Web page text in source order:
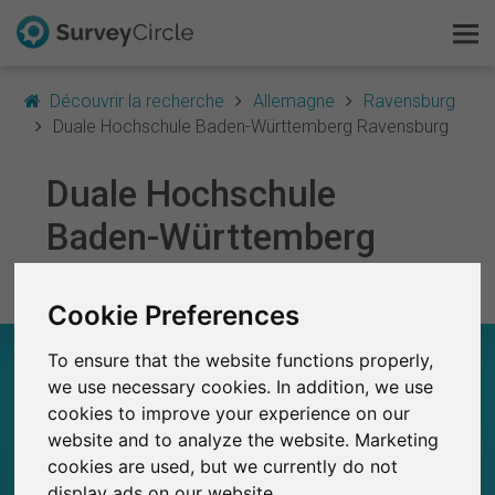
Cookie Preferences
To ensure that the website functions properly,
we use necessary cookies. In addition, we use
cookies to improve your experience on our
website and to analyze the website. Marketing
cookies are used, but we currently do not
Découvrir la recherche Allemagne
Ravensburg
Duale Hochschule Baden-Württemberg Ravensburg
Duale Hochschule
Baden-Württemberg
DUALE HOCHSCHULE BADEN-WÜRTTEMBERG
RAVENSBURG – EN UN COUP D'ŒIL
0
Études publiées jusqu'à présent sur
Études récemment publiées sur
SurveyCircle
C'est SurveyCircle
Survey Ranking
Explorer la recherche
FAQ
S'inscrire gratuitement
S'inscrire